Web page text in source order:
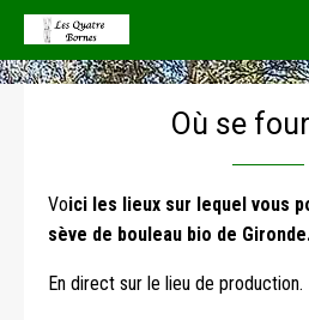
Où se
Voici les lieux sur lequel vous
sève de bouleau bio de
En direct sur le lieu de production.